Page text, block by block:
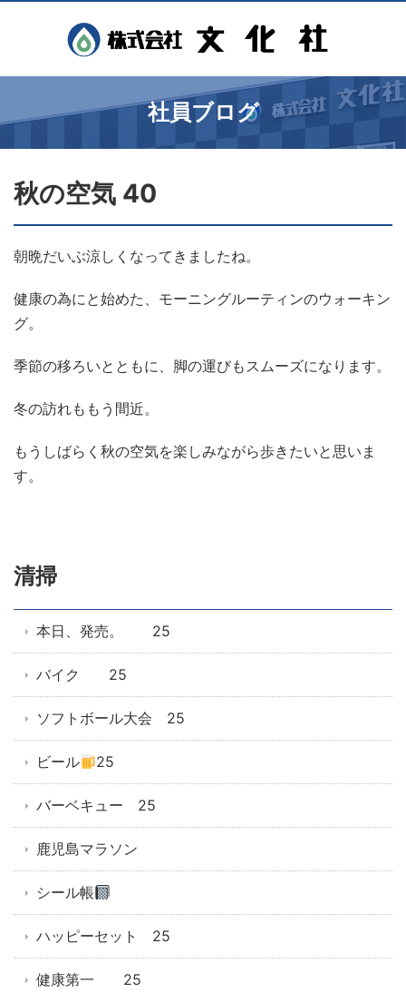
社員ブログ
秋の空気 40
朝晩だいぶ涼しくなってきましたね。
健康の為にと始めた、モーニングルーティンのウォーキン
グ。
季節の移ろいとともに、脚の運びもスムーズになります。
冬の訪れももう間近。
もうしばらく秋の空気を楽しみながら歩きたいと思いま
す。
清掃
本日、発売。 25
バイク 25
ソフトボール大会 25
ビール 25
バーベキュー 25
鹿児島マラソン
シール帳
ハッピーセット 25
健康第一 25